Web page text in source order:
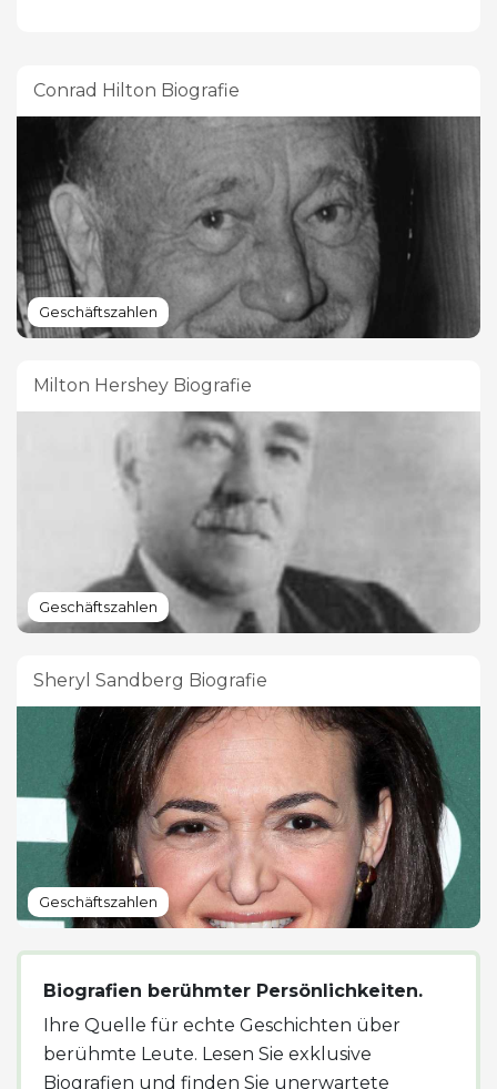
Conrad Hilton Biografie
Geschäftszahlen
Milton Hershey Biografie
Geschäftszahlen
Sheryl Sandberg Biografie
Geschäftszahlen
Biografien berühmter Persönlichkeiten.
Ihre Quelle für echte Geschichten über
berühmte Leute. Lesen Sie exklusive
Biografien und finden Sie unerwartete